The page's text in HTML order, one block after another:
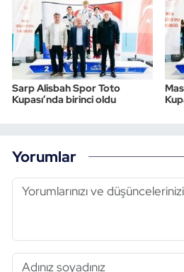
Sarp Alisbah Spor Toto
Kupası’nda birinci oldu
Yorumlar